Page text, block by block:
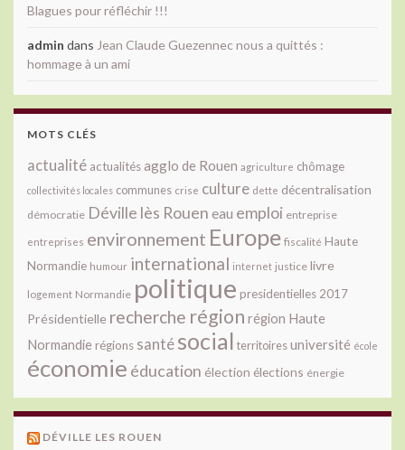
Blagues pour réfléchir !!!
admin dans Jean Claude Guezennec nous a quittés :
hommage à un ami
MOTS CLÉS
actualité actualitésagglo de Rouen agriculture chômage
collectivités locales communes crise culture dette décentralisation
démocratie Déville lès Rouen eau emploi entreprise
entreprises environnement Europe fiscalité Haute
Normandie humour international internet justice livre
logement Normandie politique presidentielles 2017
Présidentielle recherche région région Haute
Normandie régions santésocial territoiresuniversité école
économie éducation élection élections énergie
DÉVILLE LES ROUEN